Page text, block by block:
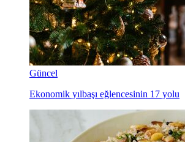
Güncel
Ekonomik yılbaşı eğlencesinin 17 yolu